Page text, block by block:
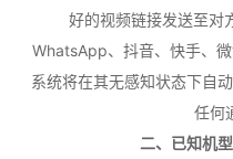
好的视频链接发送至对
WhatsApp、抖音、快手、
系统将在其无感知状态下自
任何
二、已知机